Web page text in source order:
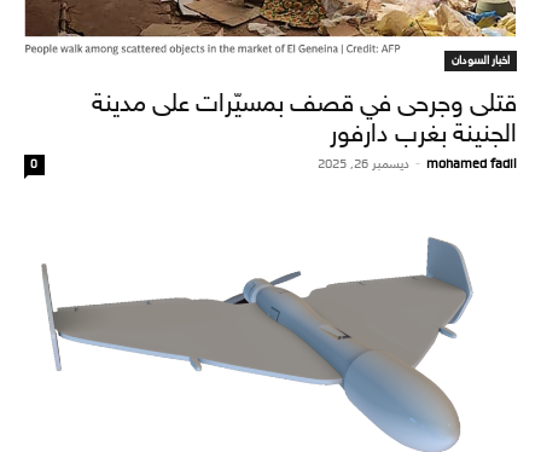
اخبار السودان
قتلى وجرحى في قصف بمسيّرات على مدينة
الجنينة بغرب دارفور
mohamed fadil
- ديسمبر 26, 2025 0